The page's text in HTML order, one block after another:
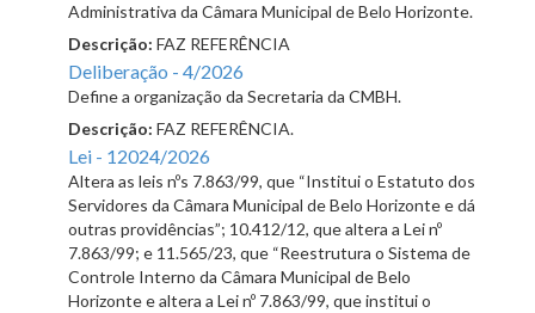
Administrativa da Câmara Municipal de Belo Horizonte.
Descrição: FAZ REFERÊNCIA
Deliberação - 4/2026
Define a organização da Secretaria da CMBH.
Descrição: FAZ REFERÊNCIA.
Lei - 12024/2026
Altera as leis nºs 7.863/99, que “Institui o Estatuto dos
Servidores da Câmara Municipal de Belo Horizonte e dá
outras providências”; 10.412/12, que altera a Lei nº
7.863/99; e 11.565/23, que “Reestrutura o Sistema de
Controle Interno da Câmara Municipal de Belo
Horizonte e altera a Lei nº 7.863/99, que institui o